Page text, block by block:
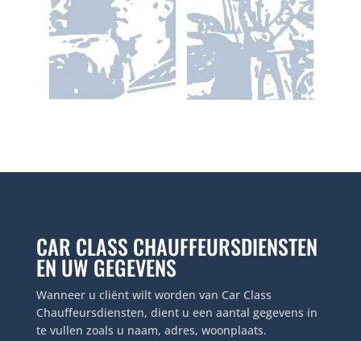
CAR CLASS CHAUFFEURSDIENSTEN
EN UW GEGEVENS
Wanneer u cliënt wilt worden van Car Class
Chauffeursdiensten, dient u een aantal gegevens in
te vullen zoals u naam, adres, woonplaats.